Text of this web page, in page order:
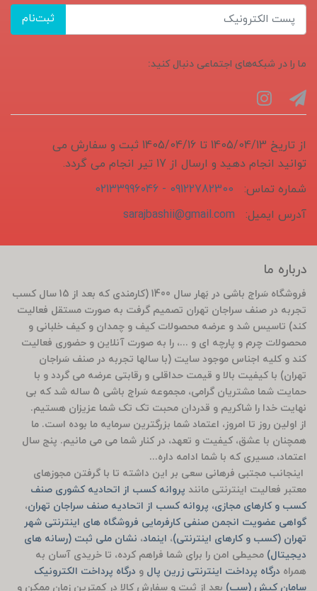
ثبت‌نام
ما را در شبکه‌های اجتماعی دنبال کنید:
از تاریخ 1405/04/13 تا 1405/04/16 ثبت و سفارش می
توانید انجام دهید و ارسال از 17 تیر انجام می گردد.
شماره تماس:
09122782300 - 02133996046
آدرس ایمیل:
sarajbashii@gmail.com
درباره ما
فروشگاه سَراج باشی در بَهار سال 1400 (کارمندی که بعد از 15 سال کسب
تجربه در صنف سراجان تهران تصمیم گرفت به صورت مستقل فعالیت
کند) تاسیس شد و عرضه محصولات کیف و چمدان و کیف خلبانی و
محصولات چرم و پارچه ای و ...، را به صورت آنلاین و حضوری فعالیت
کند و کلیه اجناس موجود سایت (با سالها تجربه در صنف سَراجان
تهران) با کیفیت بالا و قیمت حداقلی و رقابتی عرضه می گردد و با
حمایت شما مشتریان گرامی، مجموعه سَراج باشی 5 ساله شد که بی
نهایت خدا را شاکریم و قدردان محبت تک تک شما عزیزان هستیم.
از اولین روز تا امروز، اعتماد شما بزرگترین سرمایه ما بوده است. ما
همچنان با عشق، کیفیت و تعهد، در کنار شما می می مانیم. پنج سال
اعتماد، مسیری که با شما ادامه داره...
اینجانب مجتبی فرهانی سعی بر این داشته تا با گرفتن مجوزهای
معتبر فعالیت اینترنتی مانند پروانه کسب از اتحادیه کشوری صنف
کسب و کارهای مجازی، پروانه کسب از اتحادیه صنف سراجان تهران،
گواهی عضویت انجمن صنفی کارفرمایی فروشگاه های اینترنتی شهر
تهران (کسب و کارهای اینترنتی)، اینماد، نشان ملی ثبت (رسانه های
دیجیتال) محیطی امن را برای شما فراهم کرده، تا خریدی آسان به
همراه درگاه پرداخت اینترنتی زرین پال و درگاه پرداخت الکترونیک
سامان کیش (سپ) بعد از ثبت و سفارش کالا در کمترین زمان ممکن و